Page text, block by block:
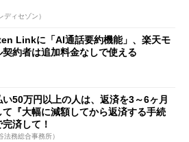
ディセゾン）
Linkに「AI通話要約機能」、楽天モ
契約者は追加料金なしで使える
い50万円以上の人は、返済を3～6ヶ月
て『大幅に減額してから返済する手続
完済して！
法務総合事務所）